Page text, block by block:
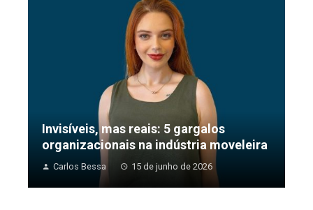
Invisíveis, mas reais: 5 gargalos
organizacionais na indústria moveleira
Carlos Bessa 15 de junho de 2026